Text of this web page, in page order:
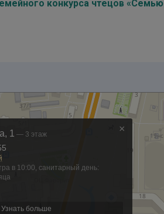
конкурса чтецов «Семью